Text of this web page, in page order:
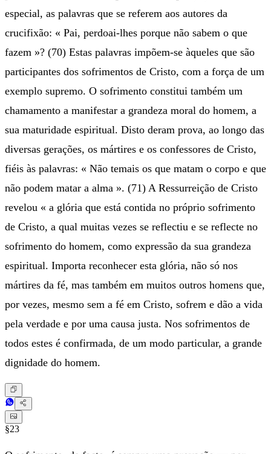
especial, as palavras que se referem aos autores da
crucifixão: « Pai, perdoai-lhes porque não sabem o que
fazem »? (70) Estas palavras impõem-se àqueles que são
participantes dos sofrimentos de Cristo, com a força de um
exemplo supremo. O sofrimento constitui também um
chamamento a manifestar a grandeza moral do homem, a
sua maturidade espiritual. Disto deram prova, ao longo das
diversas gerações, os mártires e os confessores de Cristo,
fiéis às palavras: « Não temais os que matam o corpo e que
não podem matar a alma ». (71) A Ressurreição de Cristo
revelou « a glória que está contida no próprio sofrimento
de Cristo, a qual muitas vezes se reflectiu e se reflecte no
sofrimento do homem, como expressão da sua grandeza
espiritual. Importa reconhecer esta glória, não só nos
mártires da fé, mas também em muitos outros homens que,
por vezes, mesmo sem a fé em Cristo, sofrem e dão a vida
pela verdade e por uma causa justa. Nos sofrimentos de
todos estes é confirmada, de um modo particular, a grande
dignidade do homem.
§23